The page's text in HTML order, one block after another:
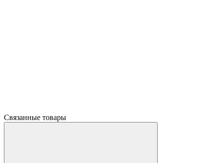
Связанные товары